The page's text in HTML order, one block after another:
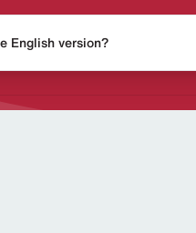
Release Kalender
English version?